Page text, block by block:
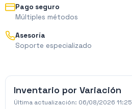
Pago seguro
Múltiples métodos
Asesoría
Soporte especializado
Inventario por Variación
Última actualización: 06/08/2026 11:25